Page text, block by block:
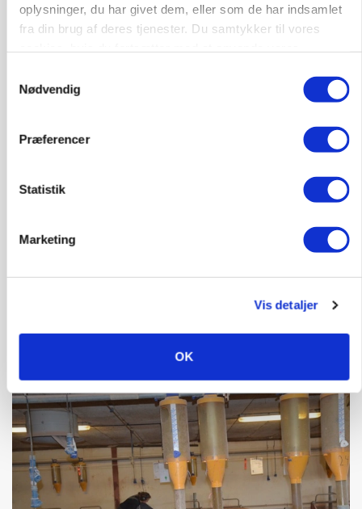
oplysninger, du har givet dem, eller som de har indsamlet
fra din brug af deres tjenester. Du samtykker til vores
Nødvendig
Præferencer
Statistik
Marketing
Vis detaljer
OK
Folketinget behandler ny gødskningslov: Sådan
MARKEDSFOKUS
Prisgab på 20 kroner pr. kg vokser: Polsk kylling